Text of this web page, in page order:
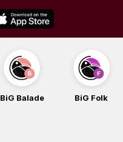
BiG Balade BiG Folk